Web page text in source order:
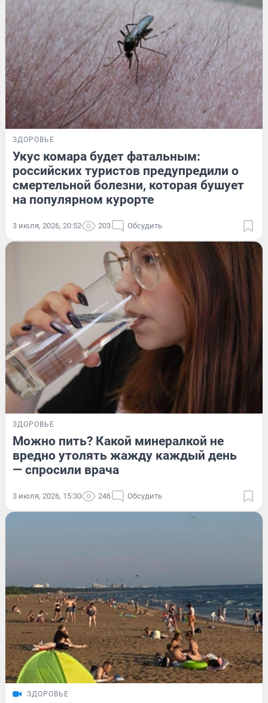
ЗДОРОВЬЕ
Укус комара будет фатальным:
российских туристов предупредили о
смертельной болезни, которая бушует
на популярном курорте
3 июля, 2026, 20:52 203 Обсудить
ЗДОРОВЬЕ
Можно пить? Какой минералкой не
вредно утолять жажду каждый день
— спросили врача
3 июля, 2026, 15:30 246 Обсудить
ЗДОРОВЬЕ